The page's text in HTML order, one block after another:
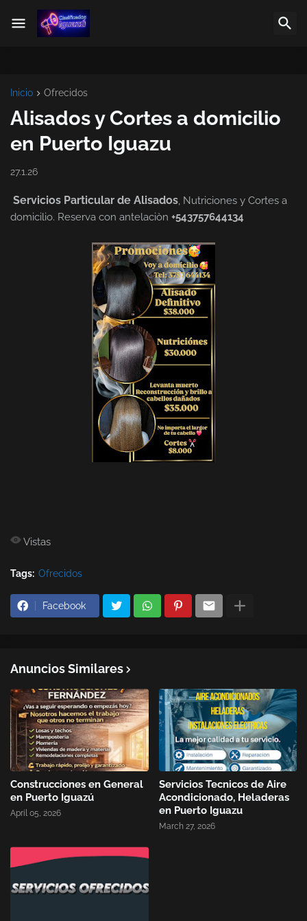
Inicio Ofrecidos
Alisados y Cortes a domicilio
en Puerto Iguazu
27.1.26
Servicios Particular de Alisados, Nutriciones y Cortes a
domicilio. Reserva con antelaciòn +543757644134
Vistas
Tags: Ofrecidos
Facebook
Anuncios Similares
Construcciones en General
en Puerto Iguazú
April 05, 2026
Servicios Tecnicos de Aire
Acondicionado, Heladeras
en Puerto Iguazu
March 27, 2026